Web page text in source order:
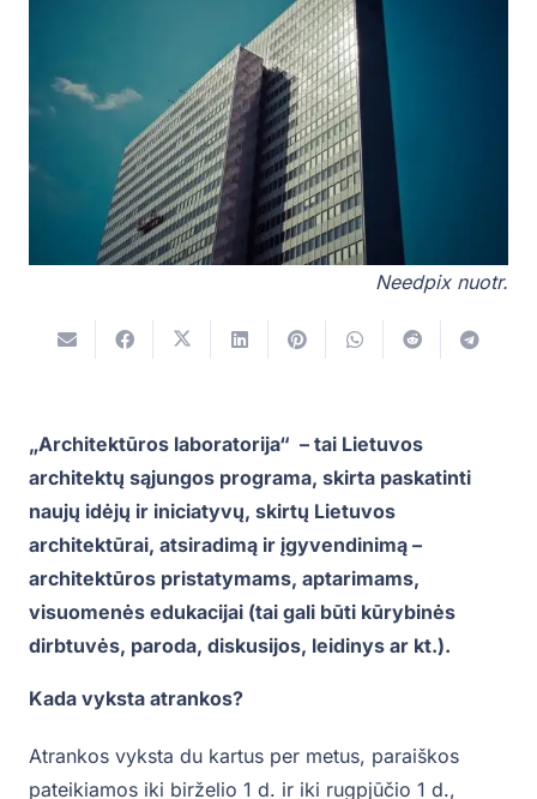
Needpix nuotr.
„Architektūros laboratorija“ – tai Lietuvos
architektų sąjungos programa, skirta paskatinti
naujų idėjų ir iniciatyvų, skirtų Lietuvos
architektūrai, atsiradimą ir įgyvendinimą –
architektūros pristatymams, aptarimams,
visuomenės edukacijai (tai gali būti kūrybinės
dirbtuvės, paroda, diskusijos, leidinys ar kt.).
Kada vyksta atrankos?
Atrankos vyksta du kartus per metus, paraiškos
pateikiamos iki birželio 1 d. ir iki rugpjūčio 1 d.,